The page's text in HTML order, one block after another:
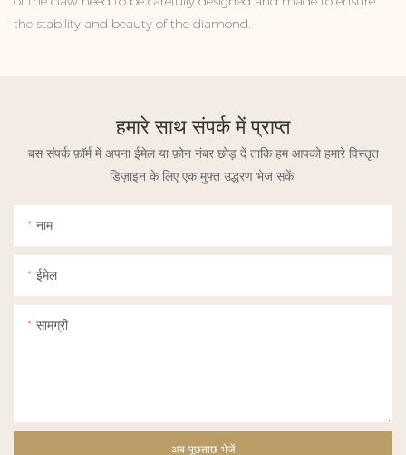
the stability and beauty of the diamond.
हमारे साथ संपर्क में प्राप्त
बस संपर्क फ़ॉर्म में अपना ईमेल या फ़ोन नंबर छोड़ दें ताकि हम आपको हमारे विस्तृत
डिज़ाइन के लिए एक मुफ्त उद्धरण भेज सकें!
नाम
ईमेल
सामग्री
अब पूछताछ भेजें